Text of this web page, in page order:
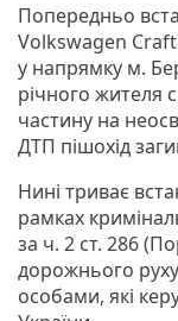
Попередньо
Volkswagen
у напрямку м.
річного жителя
частину на
ДТП пішохід
Нині триває
рамках
за ч. 2 ст. 286
дорожнього
особами, які